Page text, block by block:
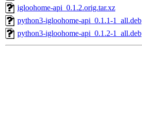
igloohome-api_0.1.2.orig.tar.xz
python3-igloohome-api_0.1.1-1_all.deb
python3-igloohome-api_0.1.2-1_all.deb